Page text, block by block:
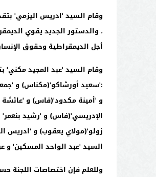
وقام السيد 'ادريس اليزمي'
، والدستور الجديد يقوي
أجل الديمقراطية وحقوق
وقام السيد 'عبد المجيد مكني'
:'سعيد أورشاكو'(مكناس) و
و 'أمينة مكدود'(فاس) و
الإدريسي'(فاس) و 'رشيد
زولو'(مولاي يعقوب) و 'ادريس
السيد 'عبد الواحد المسكين' و
وللعلم فإن اختصاصات